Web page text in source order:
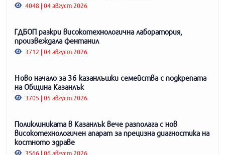
4048 | 04 август 2026
ГДБОП разкри високотехнологична лаборатория,
произвеждала фентанил
3712 | 04 август 2026
Ново начало за 36 казанлъшки семейства с подкрепата
на Община Казанлък
3705 | 05 август 2026
Поликлиниката в Казанлък вече разполага с нов
високотехнологичен апарат за прецизна диагностика на
костното здраве
3566 | 06 август 2026